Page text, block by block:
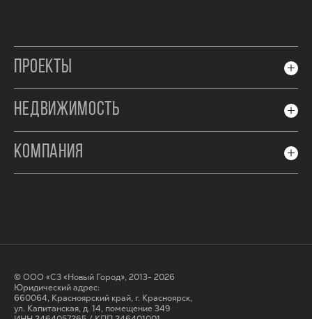
ПРОЕКТЫ
НЕДВИЖИМОСТЬ
КОМПАНИЯ
© ООО «СЗ «Новый Город», 2013- 2026
Юридический адрес:
660064, Красноярский край, г. Красноярск,
ул. Капитанская, д. 14, помещение 349